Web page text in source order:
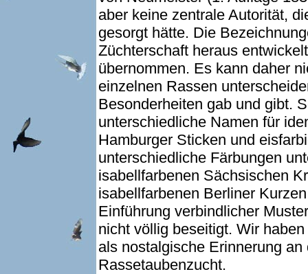
aber keine zentrale Autorität,
gesorgt hätte. Die
Züchterschaft heraus
übernommen. Es kann daher
einzelnen Rassen
Besonderheiten gab und gibt.
unterschiedliche Namen für
Hamburger Sticken und
unterschiedliche Färbungen
isabellfarbenen Sächsischen
isabellfarbenen Berliner
Einführung verbindlicher
nicht völlig beseitigt. Wir
als nostalgische Erinnerung
Rassetaubenzucht.